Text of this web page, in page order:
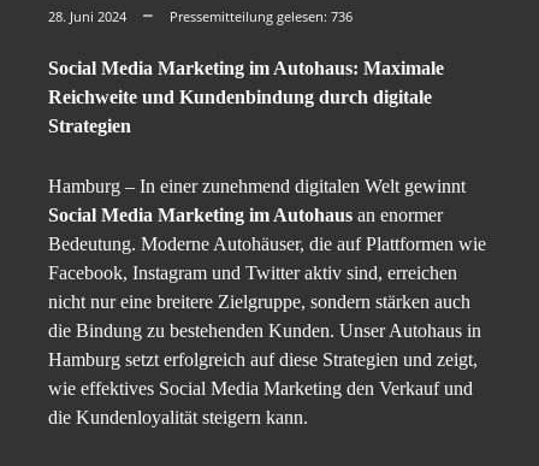
28. Juni 2024 Pressemitteilung gelesen: 736
Social Media Marketing im Autohaus: Maximale
Reichweite und Kundenbindung durch digitale
Strategien
Hamburg – In einer zunehmend digitalen Welt gewinnt
Social Media Marketing im Autohaus an enormer
Bedeutung. Moderne Autohäuser, die auf Plattformen wie
Facebook, Instagram und Twitter aktiv sind, erreichen
nicht nur eine breitere Zielgruppe, sondern stärken auch
die Bindung zu bestehenden Kunden. Unser Autohaus in
Hamburg setzt erfolgreich auf diese Strategien und zeigt,
wie effektives Social Media Marketing den Verkauf und
die Kundenloyalität steigern kann.